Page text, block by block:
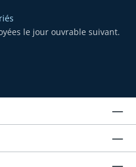
le jour ouvrable suivant.